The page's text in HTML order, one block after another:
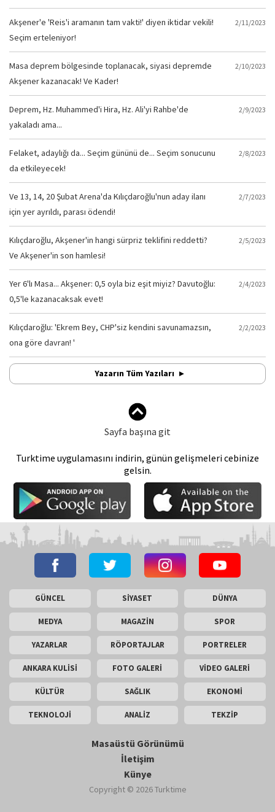
Akşener'e 'Reis'i aramanın tam vakti!' diyen iktidar vekili!
Seçim erteleniyor!
2/11/2023
Masa deprem bölgesinde toplanacak, siyasi depremde
Akşener kazanacak! Ve Kader!
2/10/2023
Deprem, Hz. Muhammed'i Hira, Hz. Ali'yi Rahbe'de
yakaladı ama...
2/9/2023
Felaket, adaylığı da... Seçim gününü de... Seçim sonucunu
da etkileyecek!
2/8/2023
Ve 13, 14, 20 Şubat Arena'da Kılıçdaroğlu'nun aday ilanı
için yer ayrıldı, parası ödendi!
2/7/2023
Kılıçdaroğlu, Akşener'in hangi sürpriz teklifini reddetti?
Ve Akşener'in son hamlesi!
2/5/2023
Yer 6'lı Masa... Akşener: 0,5 oyla biz eşit miyiz? Davutoğlu:
0,5'le kazanacaksak evet!
2/4/2023
Kılıçdaroğlu: 'Ekrem Bey, CHP'siz kendini savunamazsın,
ona göre davran! '
2/2/2023
Yazarın Tüm Yazıları
Sayfa başına git
Turktime uygulamasını indirin, günün gelişmeleri cebinize
gelsin.
GÜNCEL SİYASET DÜNYA
MEDYA MAGAZİN SPOR
YAZARLAR RÖPORTAJLAR PORTRELER
ANKARA KULİSİ FOTO GALERİ VİDEO GALERİ
KÜLTÜR SAĞLIK EKONOMİ
TEKNOLOJİ ANALİZ TEKZİP
Masaüstü Görünümü
İletişim
Künye
Copyright © 2026 Turktime